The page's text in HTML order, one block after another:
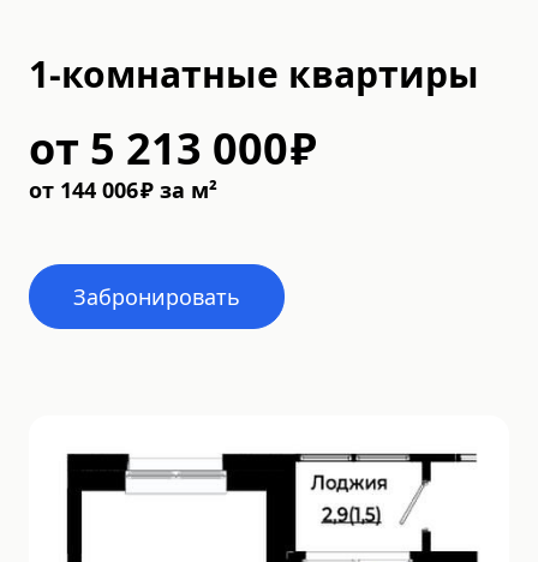
1-комнатные квартиры
от 5 213 000₽
от 144 006₽ за м²
Забронировать